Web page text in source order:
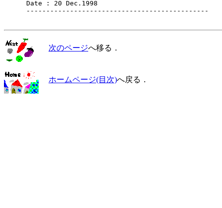
Date : 20 Dec.1998
----------------------------------------------
次のページへ移る．
ホームページ(目次)へ戻る．